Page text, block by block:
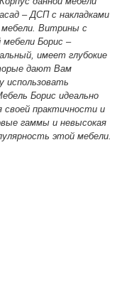
– ДСП с накладками
Витрины с
Борис –
имеет глубокие
дают Вам
использовать
Борис идеально
своей практичности и
гаммы и невысокая
этой мебели.